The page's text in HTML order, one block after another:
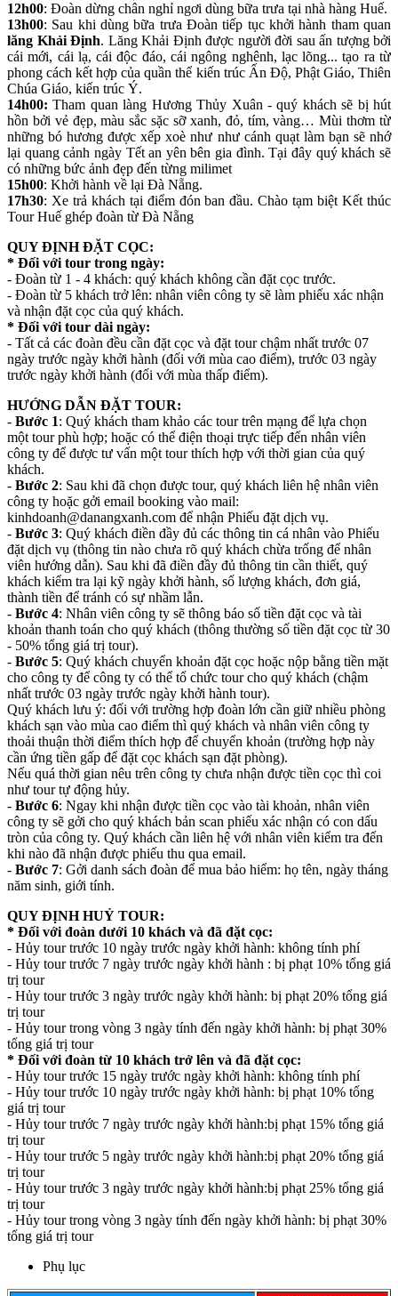
12h00: Đoàn dừng chân nghỉ ngơi dùng bữa trưa tại nhà hàng Huế.
13h00: Sau khi dùng bữa trưa Đoàn tiếp tục khởi hành tham quan
lăng Khải Định. Lăng Khải Định được người đời sau ấn tượng bởi
cái mới, cái lạ, cái độc đáo, cái ngông nghênh, lạc lõng... tạo ra từ
phong cách kết hợp của quần thể kiến trúc Ấn Độ, Phật Giáo, Thiên
Chúa Giáo, kiến trúc Ý.
14h00:Tham quan làng Hương Thủy Xuân - quý khách sẽ bị hút
hồn bởi vẻ đẹp, màu sắc sặc sỡ xanh, đỏ, tím, vàng… Mùi thơm từ
những bó hương được xếp xoè như như cánh quạt làm bạn sẽ nhớ
lại quang cảnh ngày Tết an yên bên gia đình. Tại đây quý khách sẽ
có những bức ảnh đẹp đến từng milimet
15h00: Khởi hành về lại Đà Nẵng.
17h30: Xe trả khách tại điểm đón ban đầu. Chào tạm biệt Kết thúc
Tour Huế ghép đoàn từ Đà Nẵng
QUY ĐỊNH ĐẶT CỌC:
* Đối với tour trong ngày:
- Đoàn từ 1 - 4 khách: quý khách không cần đặt cọc trước.
- Đoàn từ 5 khách trở lên: nhân viên công ty sẽ làm phiếu xác nhận
và nhận đặt cọc của quý khách.
* Đối với tour dài ngày:
- Tất cả các đoàn đều cần đặt cọc và đặt tour chậm nhất trước 07
ngày trước ngày khởi hành (đối với mùa cao điểm), trước 03 ngày
trước ngày khởi hành (đối với mùa thấp điểm).
HƯỚNG DẪN ĐẶT TOUR:
- Bước 1: Quý khách tham khảo các tour trên mạng để lựa chọn
một tour phù hợp; hoặc có thể điện thoại trực tiếp đến nhân viên
công ty để được tư vấn một tour thích hợp với thời gian của quý
khách.
- Bước 2: Sau khi đã chọn được tour, quý khách liên hệ nhân viên
công ty hoặc gởi email booking vào mail:
kinhdoanh@danangxanh.com để nhận Phiếu đặt dịch vụ.
- Bước 3: Quý khách điền đầy đủ các thông tin cá nhân vào Phiếu
đặt dịch vụ (thông tin nào chưa rõ quý khách chừa trống để nhân
viên hướng dẫn). Sau khi đã điền đầy đủ thông tin cần thiết, quý
khách kiểm tra lại kỹ ngày khởi hành, số lượng khách, đơn giá,
thành tiền để tránh có sự nhầm lẫn.
- Bước 4: Nhân viên công ty sẽ thông báo số tiền đặt cọc và tài
khoản thanh toán cho quý khách (thông thường số tiền đặt cọc từ 30
- 50% tổng giá trị tour).
- Bước 5: Quý khách chuyển khoản đặt cọc hoặc nộp bằng tiền mặt
cho công ty để công ty có thể tổ chức tour cho quý khách (chậm
nhất trước 03 ngày trước ngày khởi hành tour).
Quý khách lưu ý: đối với trường hợp đoàn lớn cần giữ nhiều phòng
khách sạn vào mùa cao điểm thì quý khách và nhân viên công ty
thoải thuận thời điểm thích hợp để chuyển khoản (trường hợp này
cần ứng tiền gấp để đặt cọc khách sạn đặt phòng).
Nếu quá thời gian nêu trên công ty chưa nhận được tiền cọc thì coi
như tour tự động hủy.
- Bước 6: Ngay khi nhận được tiền cọc vào tài khoản, nhân viên
công ty sẽ gởi cho quý khách bản scan phiếu xác nhận có con dấu
tròn của công ty. Quý khách cần liên hệ với nhân viên kiểm tra đến
khi nào đã nhận được phiếu thu qua email.
- Bước 7: Gởi danh sách đoàn để mua bảo hiểm: họ tên, ngày tháng
năm sinh, giới tính.
QUY ĐỊNH HUỶ TOUR:
* Đối với đoàn dưới 10 khách và đã đặt cọc:
- Hủy tour trước 10 ngày trước ngày khởi hành: không tính phí
- Hủy tour trước 7 ngày trước ngày khởi hành : bị phạt 10% tổng giá
trị tour
- Hủy tour trước 3 ngày trước ngày khởi hành: bị phạt 20% tổng giá
trị tour
- Hủy tour trong vòng 3 ngày tính đến ngày khởi hành: bị phạt 30%
tổng giá trị tour
* Đối với đoàn từ 10 khách trở lên và đã đặt cọc:
- Hủy tour trước 15 ngày trước ngày khởi hành: không tính phí
- Hủy tour trước 10 ngày trước ngày khởi hành: bị phạt 10% tổng
giá trị tour
- Hủy tour trước 7 ngày trước ngày khởi hành:bị phạt 15% tổng giá
trị tour
- Hủy tour trước 5 ngày trước ngày khởi hành:bị phạt 20% tổng giá
trị tour
- Hủy tour trước 3 ngày trước ngày khởi hành:bị phạt 25% tổng giá
trị tour
- Hủy tour trong vòng 3 ngày tính đến ngày khởi hành: bị phạt 30%
tổng giá trị tour
Phụ lục